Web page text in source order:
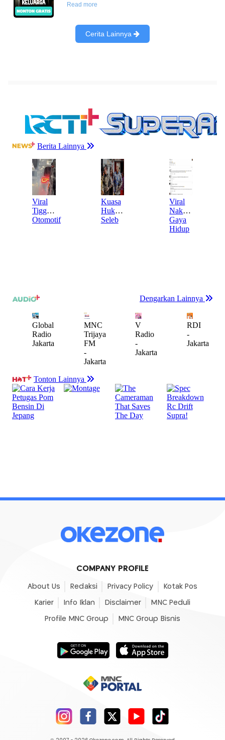
COMPANY PROFILE
About Us Redaksi Privacy Policy Kotak Pos
Karier Info Iklan Disclaimer MNC Peduli
Profile MNC Group MNC Group Bisnis